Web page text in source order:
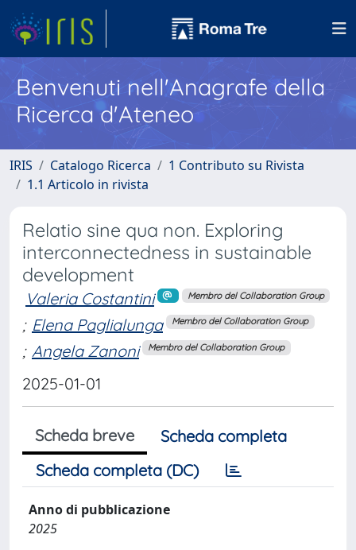
Benvenuti nell'Anagrafe della
Ricerca d'Ateneo
IRIS Catalogo Ricerca
1 Contributo su Rivista
1.1 Articolo in rivista
Relatio sine qua non. Exploring
interconnectedness in sustainable
development
Valeria Costantini Membro del Collaboration Group
; Elena Paglialunga Membro del Collaboration Group
; Angela Zanoni Membro del Collaboration Group
2025-01-01
Scheda breve
Scheda completa
Scheda completa (DC)
Anno di pubblicazione
2025